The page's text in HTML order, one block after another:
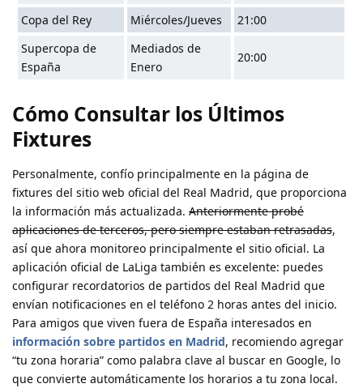
Copa del Rey Miércoles/Jueves
21:00
Supercopa de
España
Mediados de
Enero
20:00
Cómo Consultar los Últimos
Fixtures
Personalmente, confío principalmente en la página de
fixtures del sitio web oficial del Real Madrid, que proporciona
la información más actualizada. Anteriormente probé
aplicaciones de terceros, pero siempre estaban retrasadas,
así que ahora monitoreo principalmente el sitio oficial. La
aplicación oficial de LaLiga también es excelente: puedes
configurar recordatorios de partidos del Real Madrid que
envían notificaciones en el teléfono 2 horas antes del inicio.
Para amigos que viven fuera de España interesados en
información sobre partidos en Madrid, recomiendo agregar
“tu zona horaria” como palabra clave al buscar en Google, lo
que convierte automáticamente los horarios a tu zona local.